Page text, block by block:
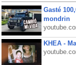
Gasté
mondrin
KHEA -